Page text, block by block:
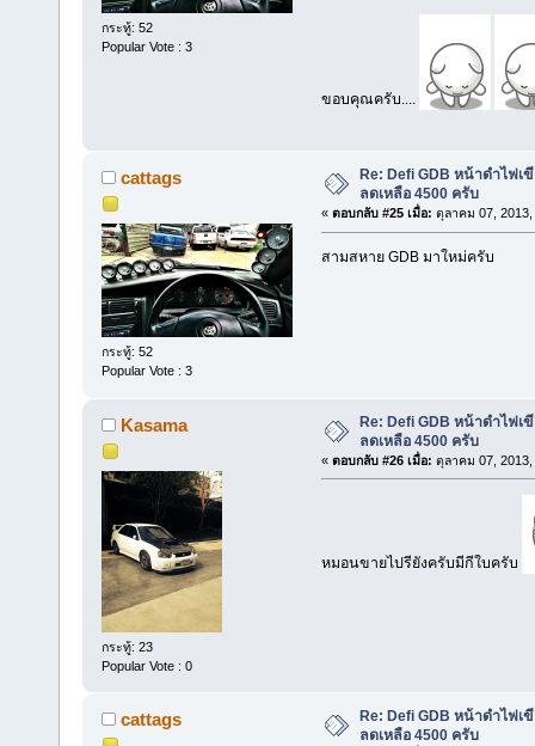
กระทู้: 52
Popular Vote : 3
ขอบคุณครับ....
cattags
กระทู้: 52
Popular Vote : 3
Re: Defi GDB หน้าดำไฟเ
ลดเหลือ 4500 ครับ
« ตอบกลับ #25 เมื่อ: ตุลาคม 07, 2013,
สามสหาย GDB มาใหม่ครับ
Kasama
กระทู้: 23
Popular Vote : 0
Re: Defi GDB หน้าดำไฟเ
ลดเหลือ 4500 ครับ
« ตอบกลับ #26 เมื่อ: ตุลาคม 07, 2013,
หมอนขายไปรียังครับมีกีใบครับ
cattags
Re: Defi GDB หน้าดำไฟเ
ลดเหลือ 4500 ครับ